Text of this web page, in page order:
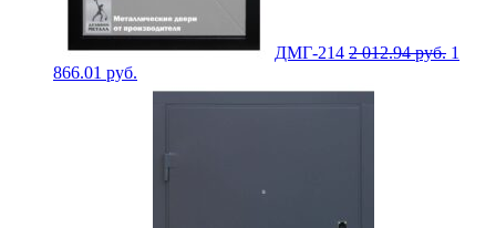
ДМГ-214 2 012.94руб. 1
866.01 руб.